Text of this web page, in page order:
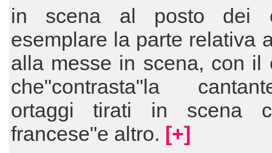
in scena al posto dei
esemplare la parte relativa
alla messe in scena, con il
che"contrasta"la
ortaggi tirati in scena
francese"e altro. [+]